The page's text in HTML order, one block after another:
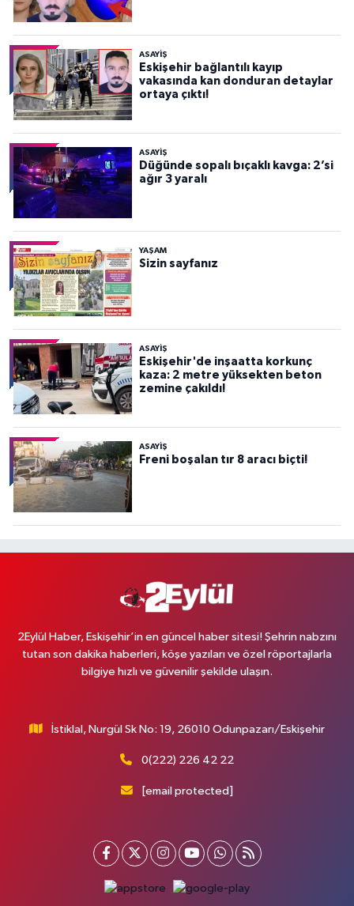
ASAYİŞ
Eskişehir bağlantılı kayıp
vakasında kan donduran detaylar
ortaya çıktı!
ASAYİŞ
Düğünde sopalı bıçaklı kavga: 2’si
ağır 3 yaralı
YAŞAM
Sizin sayfanız
ASAYİŞ
Eskişehir'de inşaatta korkunç
kaza: 2 metre yüksekten beton
zemine çakıldı!
ASAYİŞ
Freni boşalan tır 8 aracı biçti!
2Eylül Haber, Eskişehir’in en güncel haber sitesi! Şehrin nabzını
tutan son dakika haberleri, köşe yazıları ve özel röportajlarla
bilgiye hızlı ve güvenilir şekilde ulaşın.
İstiklal, Nurgül Sk No: 19, 26010 Odunpazarı/Eskişehir
0(222) 226 42 22
[email protected]